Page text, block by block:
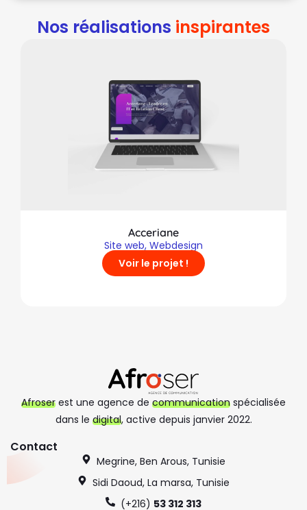
Nos réalisations inspirantes
Acceriane
Site web, Webdesign
Voir le projet !
Afroser est une agence de communication spécialisée
dans le digital, active depuis janvier 2022.
Contact
Megrine, Ben Arous, Tunisie
Sidi Daoud, La marsa, Tunisie
(+216) 53 312 313